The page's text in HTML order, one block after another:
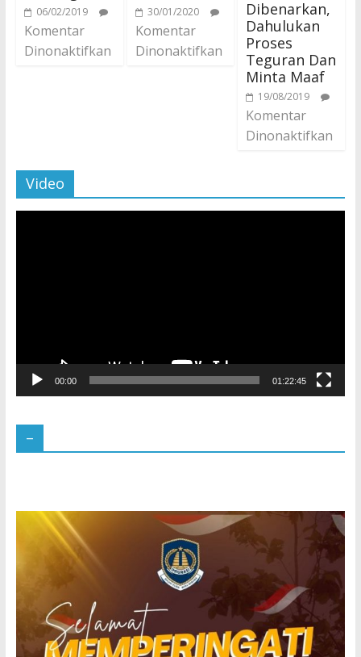
06/02/2019
Komentar
Dinonaktifkan
30/01/2020
Komentar
Dinonaktifkan
Dibenarkan,
Dahulukan
Proses
Teguran Dan
Minta Maaf
19/08/2019
Komentar
Dinonaktifkan
Video
00:00 01:22:45
–